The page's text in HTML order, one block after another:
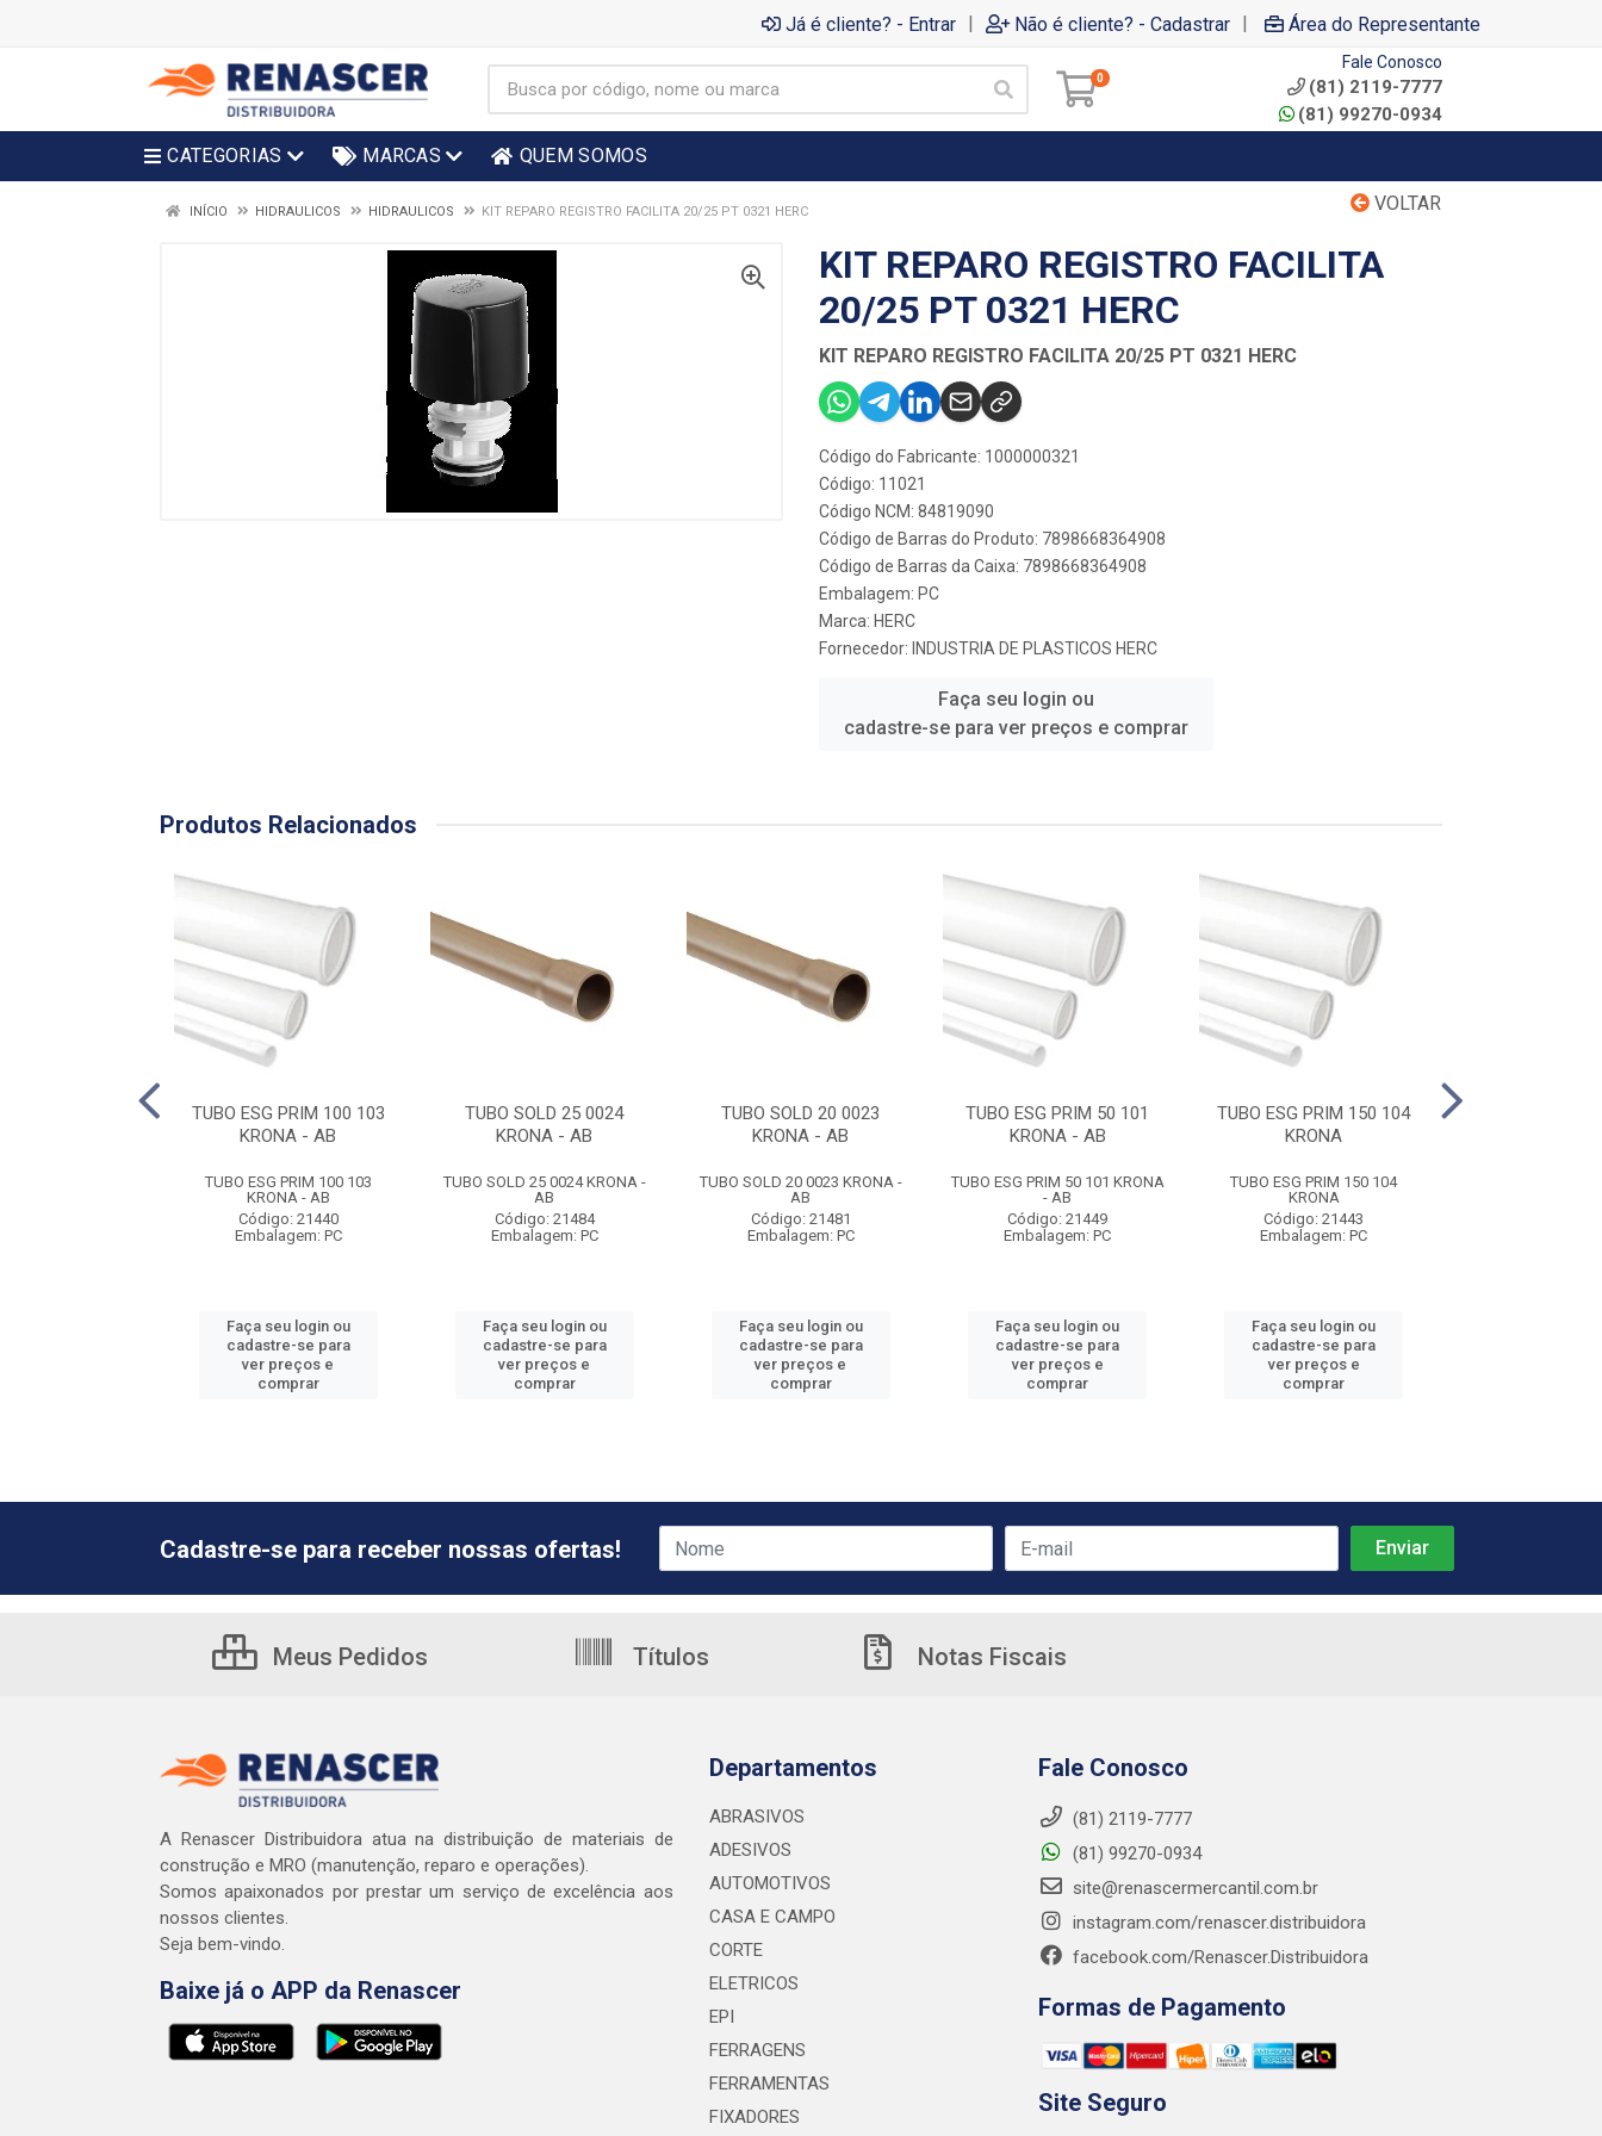
Já é cliente? - Entrar | Não é cliente? - Cadastrar | Área do Representante
0
Fale Conosco
(81) 2119-7777
(81) 99270-0934
CATEGORIAS MARCAS QUEM SOMOS
VOLTAR
INÍCIO HIDRAULICOS HIDRAULICOS KIT REPARO REGISTRO FACILITA 20/25 PT 0321 HERC
KIT REPARO REGISTRO FACILITA
20/25 PT 0321 HERC
KIT REPARO REGISTRO FACILITA 20/25 PT 0321 HERC
Código do Fabricante: 1000000321
Código: 11021
Código NCM: 84819090
Código de Barras do Produto: 7898668364908
Código de Barras da Caixa: 7898668364908
Embalagem: PC
Marca: HERC
Fornecedor: INDUSTRIA DE PLASTICOS HERC
Faça seu login ou
cadastre-se para ver preços e comprar
Produtos Relacionados
TUBO ESG PRIM 100 103
KRONA - AB
TUBO ESG PRIM 100 103
KRONA - AB
Código: 21440
Embalagem: PC
Faça seu login ou
cadastre-se para
ver preços e
comprar
TUBO SOLD 25 0024
KRONA - AB
TUBO SOLD 25 0024 KRONA -
AB
Código: 21484
Embalagem: PC
Faça seu login ou
cadastre-se para
ver preços e
comprar
TUBO SOLD 20 0023
KRONA - AB
TUBO SOLD 20 0023 KRONA -
AB
Código: 21481
Embalagem: PC
Faça seu login ou
cadastre-se para
ver preços e
comprar
TUBO ESG PRIM 50 101
KRONA - AB
TUBO ESG PRIM 50 101 KRONA
- AB
Código: 21449
Embalagem: PC
Faça seu login ou
cadastre-se para
ver preços e
comprar
TUBO ESG PRIM 150 104
KRONA
TUBO ESG PRIM 150 104
KRONA
Código: 21443
Embalagem: PC
Faça seu login ou
cadastre-se para
ver preços e
comprar
Cadastre-se para receber nossas ofertas!
Meus Pedidos Títulos Notas Fiscais
A Renascer Distribuidora atua na distribuição de materiais de
construção e MRO (manutenção, reparo e operações).
Somos apaixonados por prestar um serviço de excelência aos
nossos clientes.
Seja bem-vindo.
Baixe já o APP da Renascer
Departamentos
ABRASIVOS
ADESIVOS
AUTOMOTIVOS
CASA E CAMPO
CORTE
ELETRICOS
EPI
FERRAGENS
FERRAMENTAS
FIXADORES
Fale Conosco
(81) 2119-7777
(81) 99270-0934
site@renascermercantil.com.br
instagram.com/renascer.distribuidora
facebook.com/Renascer.Distribuidora
Formas de Pagamento
Site Seguro